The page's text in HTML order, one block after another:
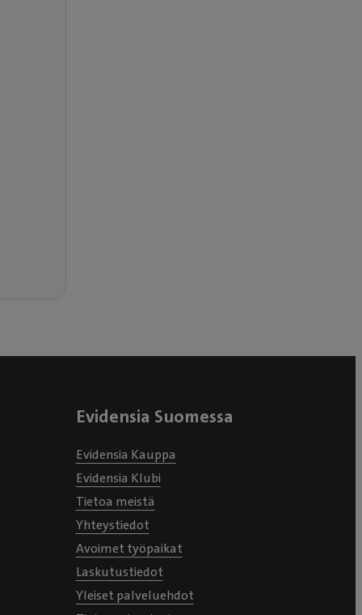
Evidensia Suomessa
Evidensia Kauppa
Evidensia Klubi
Tietoa meistä
Yhteystiedot
Avoimet työpaikat
Laskutustiedot
Yleiset palveluehdot